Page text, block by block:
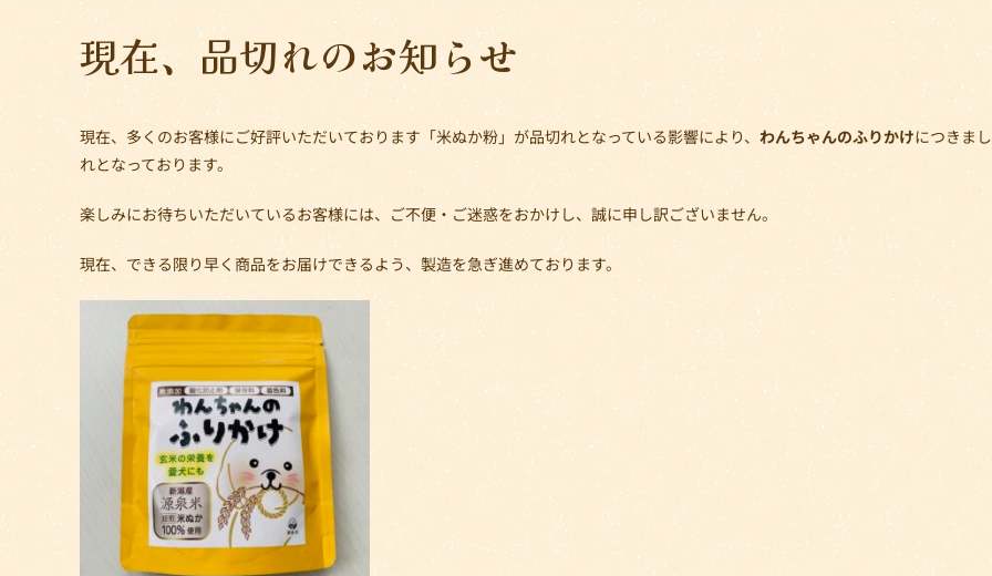
現在、品切れのお知らせ
現在、多くのお客様にご好評いただいております「米ぬか粉」が品切れとなっている影響により、 わんちゃんのふりかけにつきま
れとなっております。
楽しみにお待ちいただいているお客様には、ご不便・ご迷惑をおかけし、誠に申し訳ございません。
現在、できる限り早く商品をお届けできるよう、製造を急ぎ進めております。